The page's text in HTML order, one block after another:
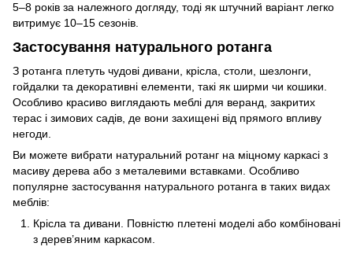
5–8 років за належного догляду, тоді як штучний варіант легко
витримує 10–15 сезонів.
Застосування натурального ротанга
З ротанга плетуть чудові дивани, крісла, столи, шезлонги,
гойдалки та декоративні елементи, такі як ширми чи кошики.
Особливо красиво виглядають меблі для веранд, закритих
терас і зимових садів, де вони захищені від прямого впливу
негоди.
Ви можете вибрати натуральний ротанг на міцному каркасі з
масиву дерева або з металевими вставками. Особливо
популярне застосування натурального ротанга в таких видах
меблів:
Крісла та дивани. Повністю плетені моделі або комбіновані
з дерев’яним каркасом.